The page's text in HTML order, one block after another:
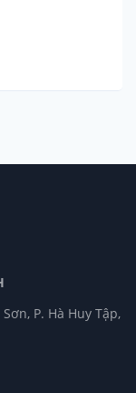
P. Hà Huy Tập,